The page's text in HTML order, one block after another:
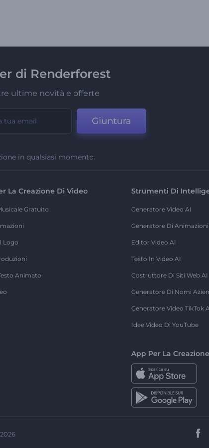
di Renderforest
ultime novità e offerte
Giuntura
in qualsiasi momento.
La Creazione Di Video
Gratuito
Logo
Animato
Strumenti Di
Generatore Video AI
Generatore Di
Editor Video AI
Testo In Video AI
Costruttore Di Siti Web AI
Generatore Di Nomi
Generatore Video TikTok
Idee Video Di YouTube
App Per La